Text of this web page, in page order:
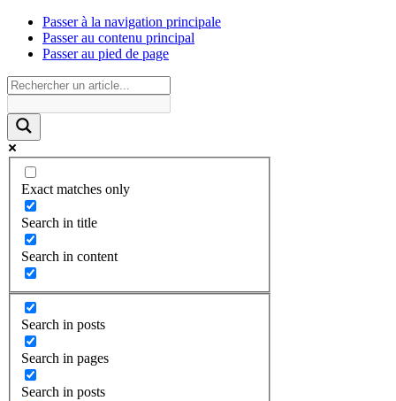
Passer à la navigation principale
Passer au contenu principal
Passer au pied de page
Exact matches only
Search in title
Search in content
Search in posts
Search in pages
Search in posts